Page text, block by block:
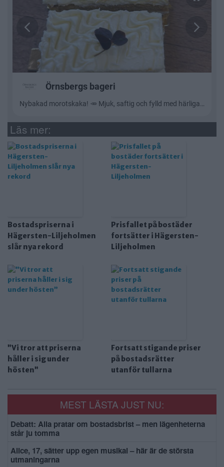
Läs mer:
Bostadspriserna i
Hägersten-Liljeholmen
slår nya rekord
Prisfallet på bostäder
fortsätter i Hägersten-
Liljeholmen
”Vi tror att priserna
håller i sig under
hösten”
Fortsatt stigande priser
på bostadsrätter
utanför tullarna
MEST LÄSTA JUST NU:
Debatt: Alla pratar om bostadsbrist – men lägenheterna
står ju tomma
Alice, 17, sätter upp egen musikal – här är de största
utmaningarna